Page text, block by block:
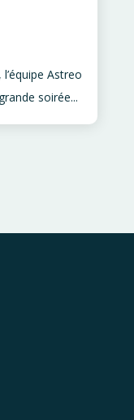
Astreo
soirée...